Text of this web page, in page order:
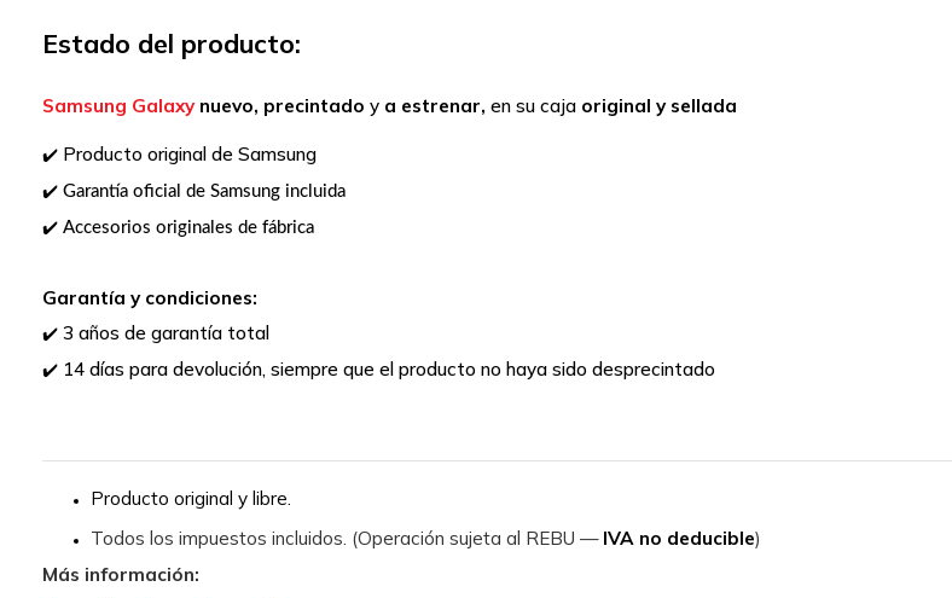
Estado del producto:
Samsung Galaxynuevo, precintado y a estrenar, en su caja original y sellada
✔️ Producto original de Samsung
✔️ Garantía oficial de Samsung incluida
✔️ Accesorios originales de fábrica
Garantía y condiciones:
✔️ 3 años de garantía total
✔️ 14 días para devolución, siempre que el producto no haya sido desprecintado
Producto original y libre.
Todos los impuestos incluidos. (Operación sujeta al REBU — IVA no deducible)
Más información: